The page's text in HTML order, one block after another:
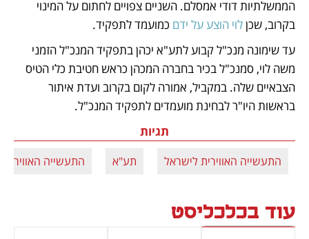
בקרוב, שכן לוי הוצע על ידם כמועמד לתפקיד.
בראשות היו"ר לבחינת מועמדים לתפקיד המנכ"ל.
תגיות
התעשייה האווירית לישראל תע"א התעשייה האווירית
עוד בכלכליסט